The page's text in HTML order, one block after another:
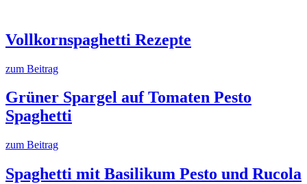
Vollkornspaghetti Rezepte
zum Beitrag
Grüner Spargel auf Tomaten Pesto
Spaghetti
zum Beitrag
Spaghetti mit Basilikum Pesto und Rucola